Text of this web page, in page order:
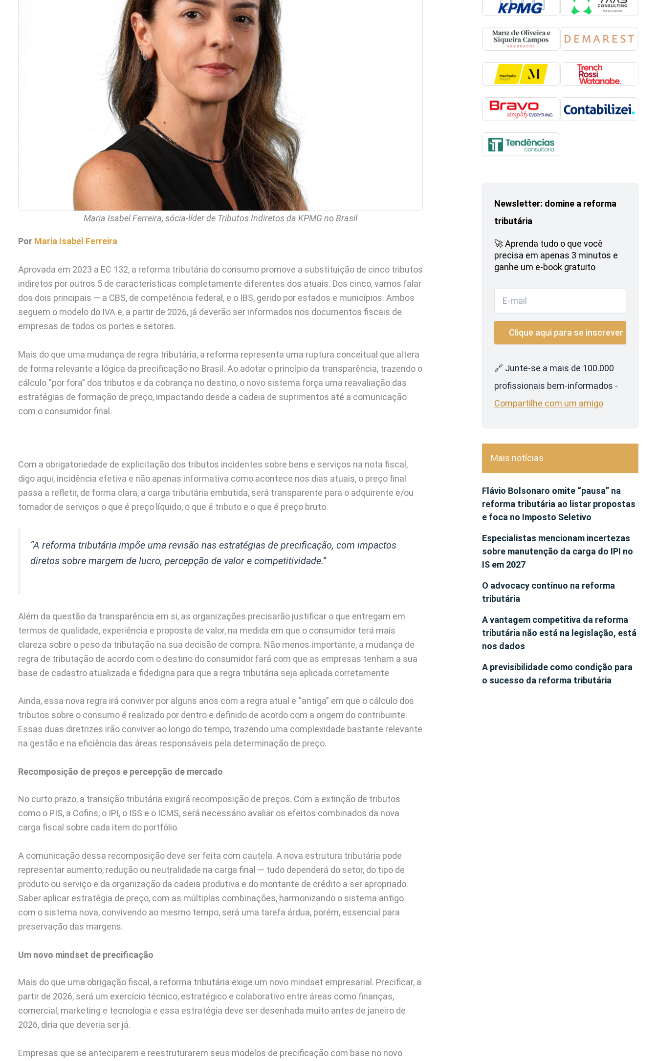
Maria Isabel Ferreira, sócia-líder de Tributos Indiretos da KPMG no Brasil
Por Maria Isabel Ferreira
Aprovada em 2023 a EC 132, a reforma tributária do consumo promove a substituição de cinco tributos
indiretos por outros 5 de características completamente diferentes dos atuais. Dos cinco, vamos falar
dos dois principais — a CBS, de competência federal, e o IBS, gerido por estados e municípios. Ambos
seguem o modelo do IVA e, a partir de 2026, já deverão ser informados nos documentos fiscais de
empresas de todos os portes e setores.
Mais do que uma mudança de regra tributária, a reforma representa uma ruptura conceitual que altera
de forma relevante a lógica da precificação no Brasil. Ao adotar o princípio da transparência, trazendo o
cálculo “por fora” dos tributos e da cobrança no destino, o novo sistema força uma reavaliação das
estratégias de formação de preço, impactando desde a cadeia de suprimentos até a comunicação
com o consumidor final.
Com a obrigatoriedade de explicitação dos tributos incidentes sobre bens e serviços na nota fiscal,
digo aqui, incidência efetiva e não apenas informativa como acontece nos dias atuais, o preço final
passa a refletir, de forma clara, a carga tributária embutida, será transparente para o adquirente e/ou
tomador de serviços o que é preço líquido, o que é tributo e o que é preço bruto.
“A reforma tributária impõe uma revisão nas estratégias de precificação, com impactos
diretos sobre margem de lucro, percepção de valor e competitividade.”
Além da questão da transparência em si, as organizações precisarão justificar o que entregam em
termos de qualidade, experiência e proposta de valor, na medida em que o consumidor terá mais
clareza sobre o peso da tributação na sua decisão de compra. Não menos importante, a mudança de
regra de tributação de acordo com o destino do consumidor fará com que as empresas tenham a sua
base de cadastro atualizada e fidedigna para que a regra tributária seja aplicada corretamente
Ainda, essa nova regra irá conviver por alguns anos com a regra atual e “antiga” em que o cálculo dos
tributos sobre o consumo é realizado por dentro e definido de acordo com a origem do contribuinte.
Essas duas diretrizes irão conviver ao longo do tempo, trazendo uma complexidade bastante relevante
na gestão e na eficiência das áreas responsáveis pela determinação de preço.
Recomposição de preços e percepção de mercado
No curto prazo, a transição tributária exigirá recomposição de preços. Com a extinção de tributos
como o PIS, a Cofins, o IPI, o ISS e o ICMS, será necessário avaliar os efeitos combinados da nova
carga fiscal sobre cada item do portfólio.
A comunicação dessa recomposição deve ser feita com cautela. A nova estrutura tributária pode
representar aumento, redução ou neutralidade na carga final — tudo dependerá do setor, do tipo de
produto ou serviço e da organização da cadeia produtiva e do montante de crédito a ser apropriado.
Saber aplicar estratégia de preço, com as múltiplas combinações, harmonizando o sistema antigo
com o sistema nova, convivendo ao mesmo tempo, será uma tarefa árdua, porém, essencial para
preservação das margens.
Um novo mindset de precificação
Mais do que uma obrigação fiscal, a reforma tributária exige um novo mindset empresarial. Precificar, a
partir de 2026, será um exercício técnico, estratégico e colaborativo entre áreas como finanças,
comercial, marketing e tecnologia e essa estratégia deve ser desenhada muito antes de janeiro de
2026, diria que deveria ser já.
Empresas que se anteciparem e reestruturarem seus modelos de precificação com base no novo
Newsletter: domine a reforma
tributária
🚀 Aprenda tudo o que você
precisa em apenas 3 minutos e
ganhe um e-book gratuito
🔗 Junte-se a mais de 100.000
profissionais bem-informados -
Compartilhe com um amigo
Mais notícias
Flávio Bolsonaro omite “pausa” na
reforma tributária ao listar propostas
e foca no Imposto Seletivo
Especialistas mencionam incertezas
sobre manutenção da carga do IPI no
IS em 2027
O advocacy contínuo na reforma
tributária
A vantagem competitiva da reforma
tributária não está na legislação, está
nos dados
A previsibilidade como condição para
o sucesso da reforma tributária